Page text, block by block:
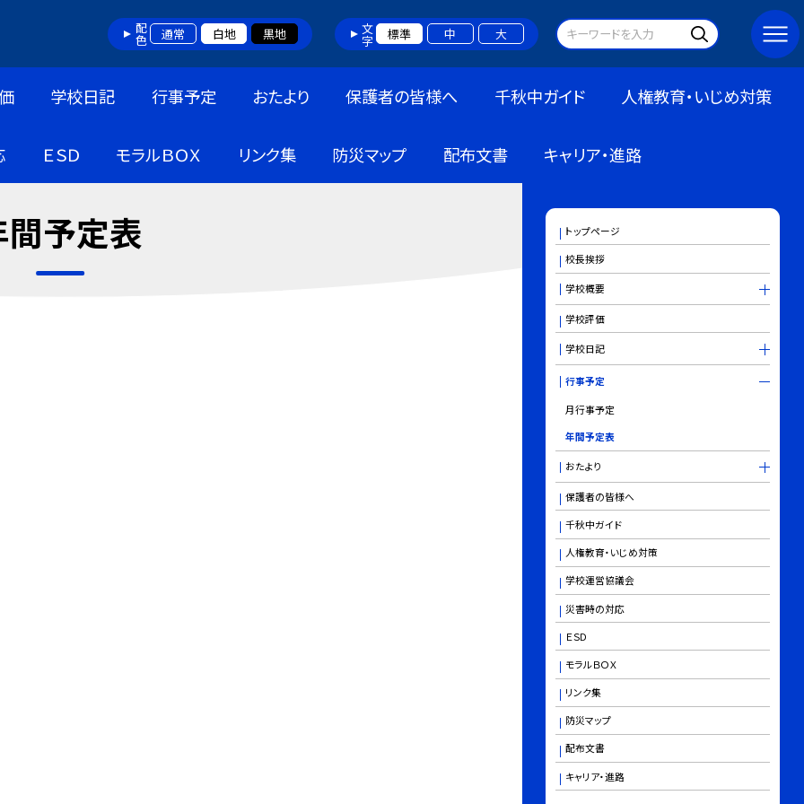
配色 通常 白地 黒地 文字 標準 中 大
学校日記 行事予定 おたより 保護者の皆様へ 千秋中ガイド 人権教育・いじめ対策
ＥＳＤ モラルＢＯＸ リンク集 防災マップ 配布文書 キャリア・進路
間予定表 トップページ
校長挨拶
学校概要
学校評価
学校日記
行事予定
月行事予定
年間予定表
おたより
保護者の皆様へ
千秋中ガイド
人権教育・いじめ対策
学校運営協議会
災害時の対応
ＥＳＤ
モラルＢＯＸ
リンク集
防災マップ
配布文書
キャリア・進路